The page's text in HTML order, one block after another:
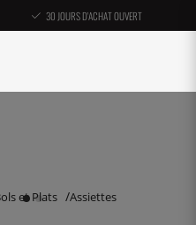
30 JOURS D'ACHAT OUVERT
et Plats Assiettes